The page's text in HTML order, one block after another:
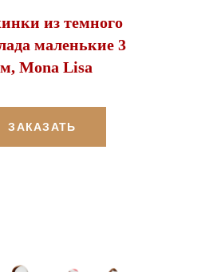
из темного
маленькие 3
Mona Lisa
ЗАКАЗАТЬ